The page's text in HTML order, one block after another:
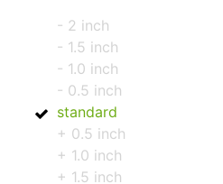
- 2 inch
- 1.5 inch
- 1.0 inch
- 0.5 inch
standard
+ 0.5 inch
+ 1.0 inch
+ 1.5 inch